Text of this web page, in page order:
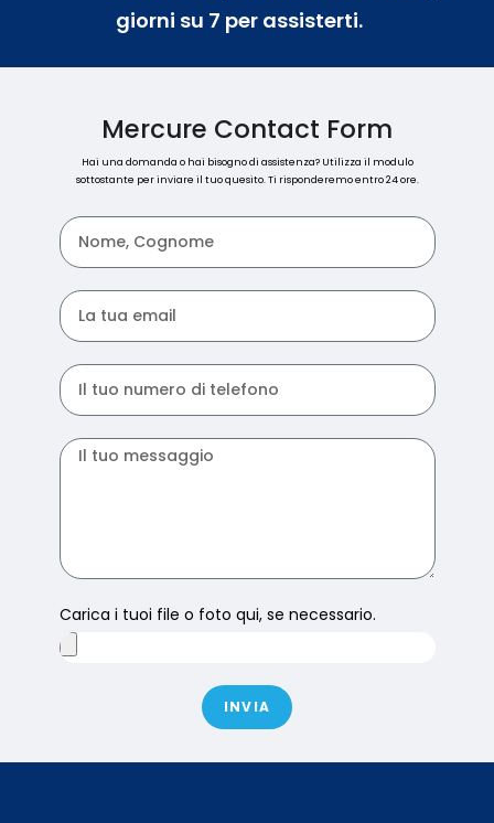
giorni su 7 per assisterti.
Mercure Contact Form
Hai una domanda o hai bisogno di assistenza? Utilizza il modulo
sottostante per inviare il tuo quesito. Ti risponderemo entro 24 ore.
Carica i tuoi file o foto qui, se necessario.
INVIA